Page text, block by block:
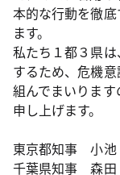
本的な行動を徹
ます。
私たち１都３県
するため、危機
組んでまいりま
申し上げます。
東京都知事 小
千葉県知事 森